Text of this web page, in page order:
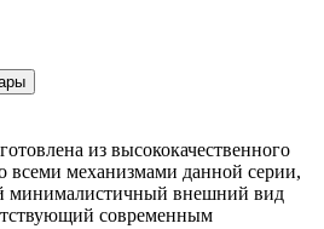
из высококачественного
всеми механизмами данной серии,
минималистичный внешний вид
современным